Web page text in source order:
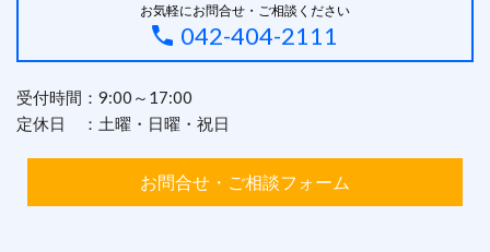
お気軽にお問合せ・ご相談ください
042-404-2111
受付時間：9:00～17:00
定休日 ：土曜・日曜・祝日
お問合せ・ご相談フォーム